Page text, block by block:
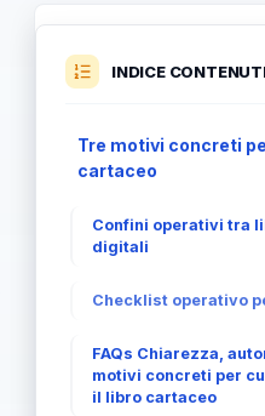
INDICE
Tre motivi concreti
cartaceo
Confini operativi tra
digitali
Checklist operativo
FAQs Chiarezza,
motivi concreti per
il libro cartaceo